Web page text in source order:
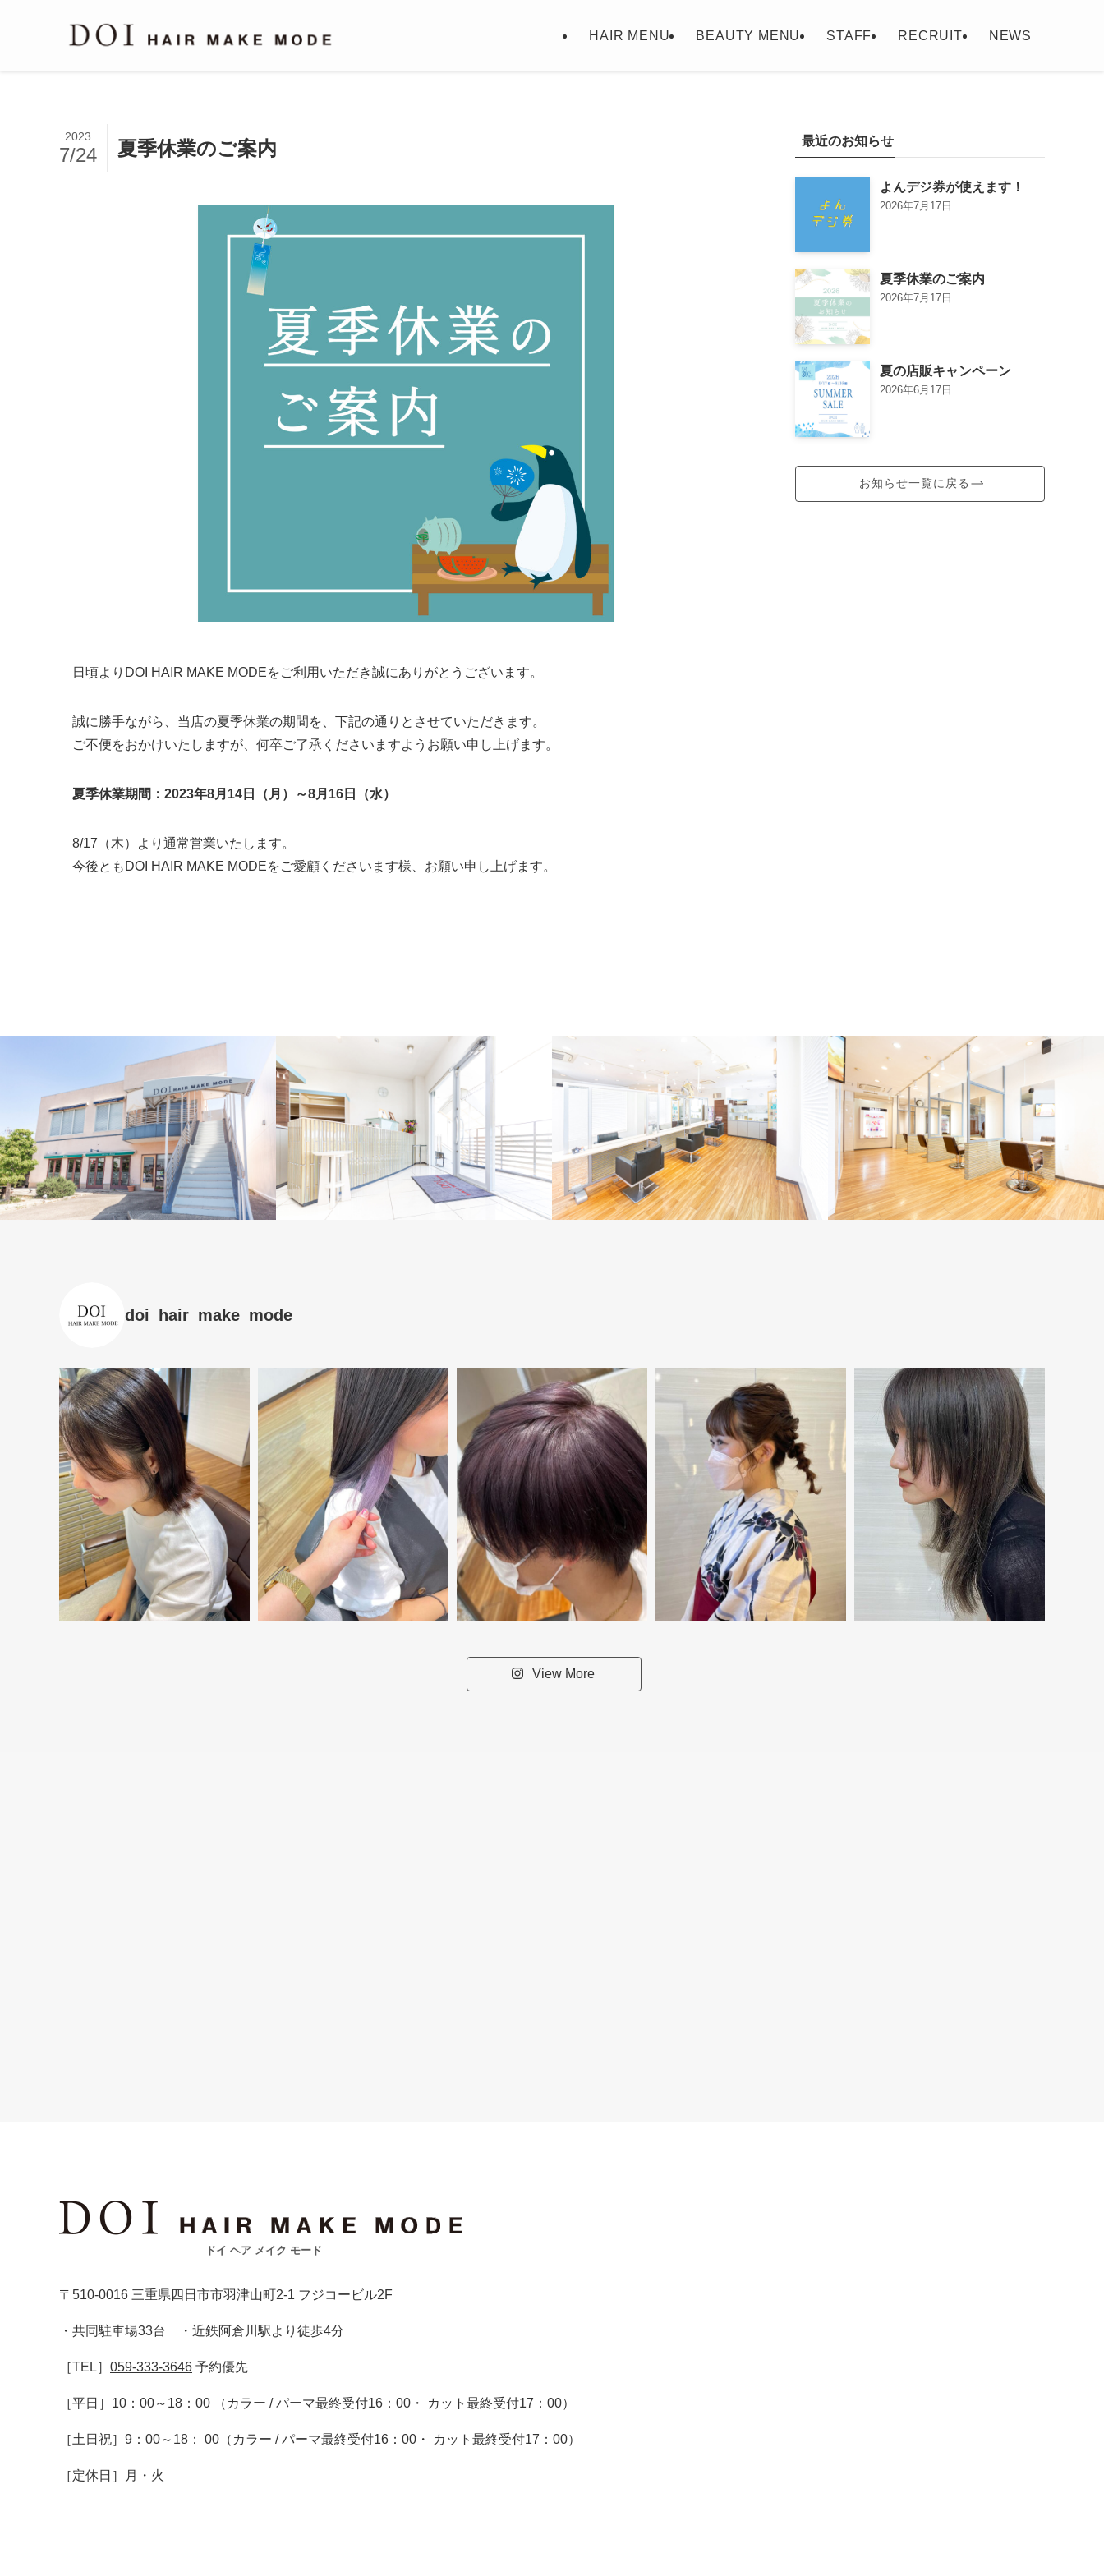
HAIR MENU BEAUTY MENU STAFF RECRUIT NEWS
夏季休業のご案内
2023
7/24
日頃よりDOI HAIR MAKE MODEをご利用いただき誠にありがとうございます。
誠に勝手ながら、当店の夏季休業の期間を、下記の通りとさせていただきます。
ご不便をおかけいたしますが、何卒ご了承くださいますようお願い申し上げます。
夏季休業期間：2023年8月14日（月）～8月16日（水）
8/17（木）より通常営業いたします。
今後ともDOI HAIR MAKE MODEをご愛顧くださいます様、お願い申し上げます。
最近のお知らせ
よんデジ券が使えます！
2026年7月17日
夏季休業のご案内
2026年7月17日
夏の店販キャンペーン
2026年6月17日
お知らせ一覧に戻る
doi_hair_make_mode
View More
ドイ ヘア メイク モード
〒510-0016 三重県四日市市羽津山町2-1 フジコービル2F
・共同駐車場33台 ・近鉄阿倉川駅より徒歩4分
［TEL］ 059-333-3646 予約優先
［平日］10：00～18：00 （カラー / パーマ最終受付16：00・ カット最終受付17：00）
［土日祝］9：00～18： 00（カラー / パーマ最終受付16：00・ カット最終受付17：00）
［定休日］月・火